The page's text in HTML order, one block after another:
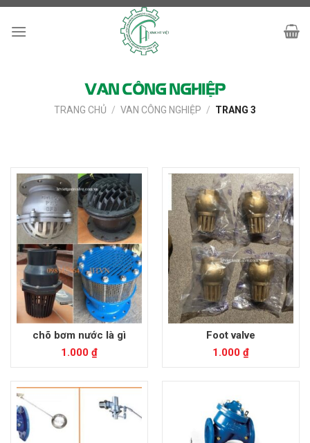
Skip
VAN CÔNG NGHIỆP
TRANG CHỦ / VAN CÔNG NGHIỆP / TRANG 3
chõ bơm nước là gì
1.000 ₫
Foot valve
1.000 ₫